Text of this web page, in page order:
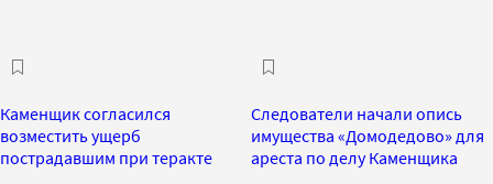
Каменщик согласился
возместить ущерб
пострадавшим при теракте
Следователи начали опись
имущества «Домодедово» для
ареста по делу Каменщика